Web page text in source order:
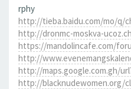
rphy
http://tieba.baidu.com/mo/q/
http://dronmc-moskva-
https://mandolincafe.com/
http://
http://maps.google.com.gh/
http://blacknudewomen.org/